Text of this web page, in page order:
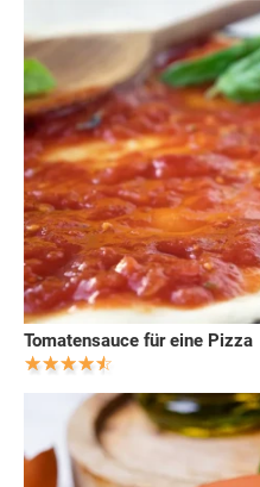
Tomatensauce für eine Pizza